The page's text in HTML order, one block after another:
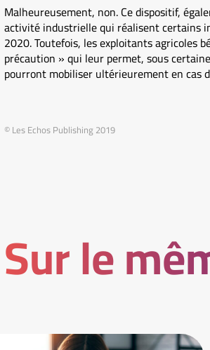
Malheureusement, non. Ce dispositif,
activité industrielle qui réalisent certains
2020. Toutefois, les exploitants agricoles
précaution » qui leur permet, sous
pourront mobiliser ultérieurement en cas
© Les Echos Publishing 2019
Sur le